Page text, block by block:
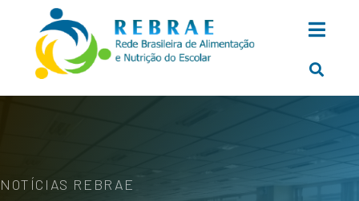
NOTÍCIAS REBRAE